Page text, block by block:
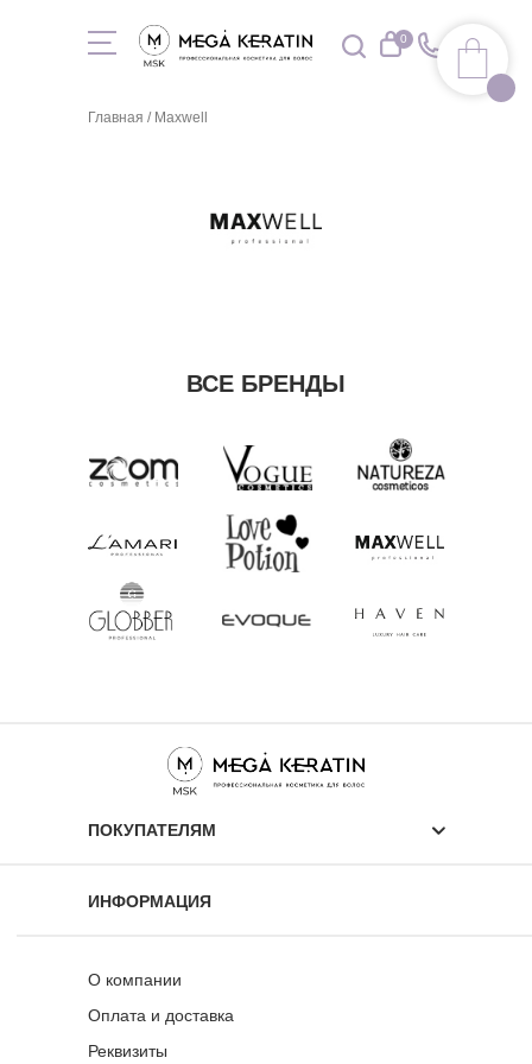
0
Главная / Maxwell
ВСЕ БРЕНДЫ
ПОКУПАТЕЛЯМ
ИНФОРМАЦИЯ
ПОКУПАТЕЛЯМ
О компании
Оплата и доставка
Реквизиты